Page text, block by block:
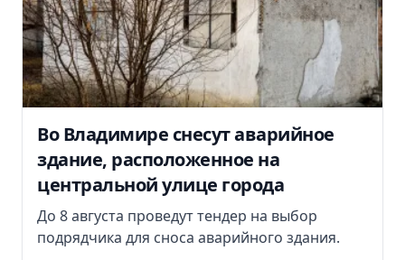
Во Владимире снесут аварийное
здание, расположенное на
центральной улице города
До 8 августа проведут тендер на выбор
подрядчика для сноса аварийного здания.